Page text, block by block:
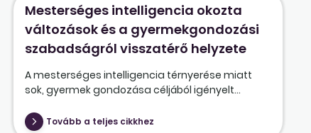
Mesterséges intelligencia okozta
változások és a gyermekgondozási
szabadságról visszatérő helyzete
A mesterséges intelligencia térnyerése miatt
sok, gyermek gondozása céljából igényelt...
Tovább a teljes cikkhez